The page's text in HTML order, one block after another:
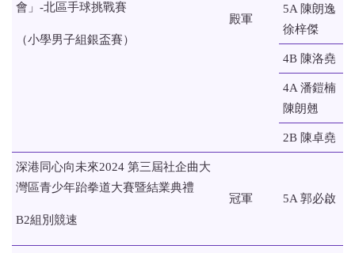
會」-北區手球挑戰賽
（小學男子組銀盃賽）
殿軍
5A 陳朗逸
徐梓傑
4B 陳洛堯
4A 潘鎧楠
陳朗翹
2B 陳卓堯
深港同心向未來2024 第三屆社企曲大
灣區青少年跆拳道大賽暨結業典禮
B2組別競速
冠軍 5A 郭必啟